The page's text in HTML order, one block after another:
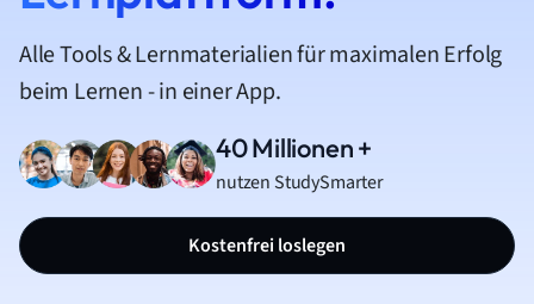
Alle Tools & Lernmaterialien für maximalen Erfolg
beim Lernen - in einer App.
40 Millionen +
nutzen StudySmarter
Kostenfrei loslegen